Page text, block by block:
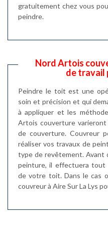
gratuitement chez vous
peindre.
Nord Artois
de travail
Peindre le toit est une
soin et précision et qui
à appliquer et les
Artois couverture
de couverture. Couvreur
réaliser vos travaux de
type de revêtement. Avant
peinture, il effectuera tout
de votre toit. Dans le cas
couvreur à Aire Sur La Lys